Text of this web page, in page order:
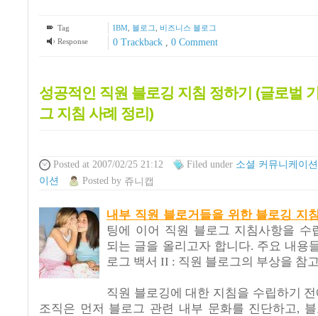
Tag IBM, 블로그
비즈니스 블로그
Response
0 Trackback 0 Comment
성공적인 직원 블로깅 지침 정하기 (글로벌
그 지침 사례 정리)
Posted at 2007/02/25 21:12 Filedunder 소셜 커뮤니케이
이션
Postedby 쥬니캡
내부 직원 블로거들을 위한 블로깅 지
팅에 이어 직원 블로그 지침사항을 수
되는 글을 올리고자 합니다. 주요 내용
로그 백서 II : 직원 블로그의 부상을 참
직원 블로깅에 대한 지침을 수립하기
조직은 먼저 블로그 관련 내부 문화를 진단하고,